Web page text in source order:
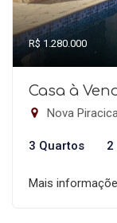
R$ 1.280.000
Casa à
Nova
3 Quartos 2
Mais